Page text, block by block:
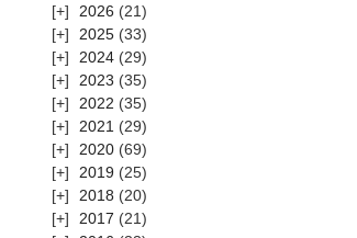
2026 (21)
2025 (33)
2024 (29)
2023 (35)
2022 (35)
2021 (29)
2020 (69)
2019 (25)
2018 (20)
2017 (21)